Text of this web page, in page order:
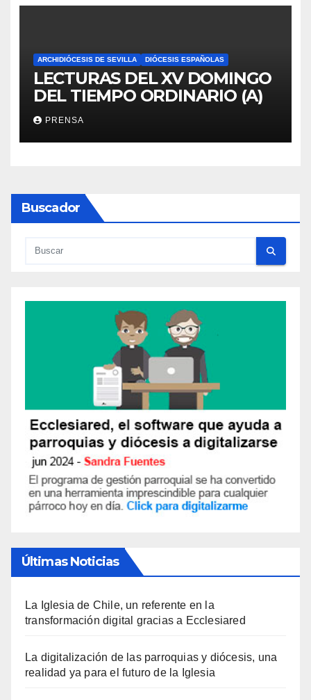
ARCHIDIÓCESIS DE SEVILLA DIÓCESIS ESPAÑOLAS
LECTURAS DEL XV DOMINGO
DEL TIEMPO ORDINARIO (A)
PRENSA
Buscador
Últimas Noticias
La Iglesia de Chile, un referente en la
transformación digital gracias a Ecclesiared
La digitalización de las parroquias y diócesis, una
realidad ya para el futuro de la Iglesia